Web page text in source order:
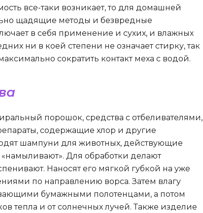
все-таки возникает, то для домашней
щадящие методы и безвредные
в себя применение и сухих, и влажных
ни в коей степени не означает стирку, так
сократить контакт меха с водой.
порошок, средства с отбеливателями,
содержащие хлор и другие
шампуни для животных, действующие
Для обработки делают
Наносят его мягкой губкой на уже
по направлению ворса. Затем влагу
бумажными полотенцами, а потом
тепла и от солнечных лучей. Также изделие